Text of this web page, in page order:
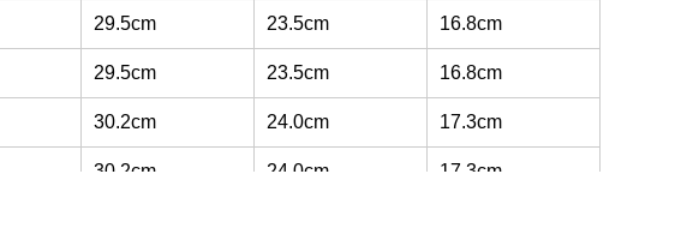
29.5cm 23.5cm 16.8cm
29.5cm 23.5cm 16.8cm
30.2cm 24.0cm 17.3cm
30.2cm 24.0cm 17.3cm